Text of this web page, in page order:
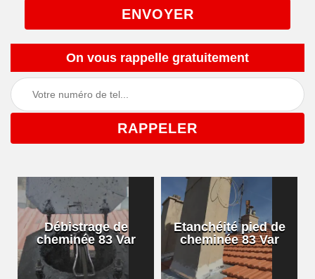
On vous rappelle gratuitement
Débistrage de
cheminée 83 Var
Etanchéité pied de
cheminée 83 Var